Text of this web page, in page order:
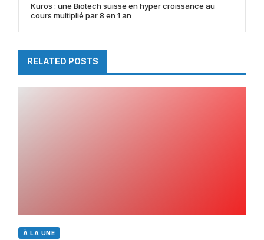
Kuros : une Biotech suisse en hyper croissance au
cours multiplié par 8 en 1 an
RELATED POSTS
À LA UNE